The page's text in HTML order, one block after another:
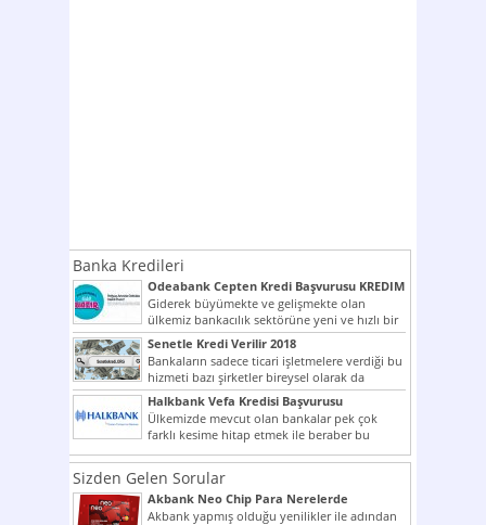
Banka Kredileri
Odeabank Cepten Kredi Başvurusu KREDIM
8444
Giderek büyümekte ve gelişmekte olan
ülkemiz bankacılık sektörüne yeni ve hızlı bir
giriş yapmış olan...
Senetle Kredi Verilir 2018
Bankaların sadece ticari işletmelere verdiği bu
hizmeti bazı şirketler bireysel olarak da
vermektedir. Senetle kredi...
Halkbank Vefa Kredisi Başvurusu
Ülkemizde mevcut olan bankalar pek çok
farklı kesime hitap etmek ile beraber bu
noktada son...
Sizden Gelen Sorular
Akbank Neo Chip Para Nerelerde
Kullanılır?
Akbank yapmış olduğu yenilikler ile adından